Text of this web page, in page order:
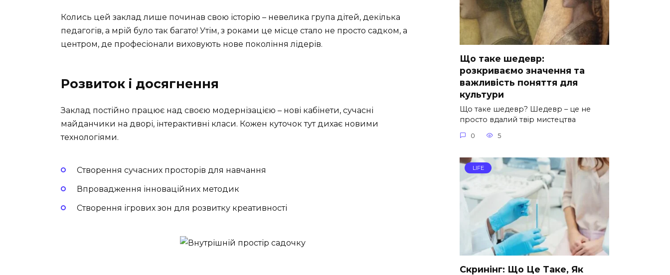
Колись цей заклад лише починав свою історію – невелика група дітей, декілька
педагогів, а мрій було так багато! Утім, з роками це місце стало не просто садком, а
центром, де професіонали виховують нове покоління лідерів.
Розвиток і досягнення
Заклад постійно працює над своєю модернізацією – нові кабінети, сучасні
майданчики на дворі, інтерактивні класи. Кожен куточок тут дихає новими
технологіями.
Створення сучасних просторів для навчання
Впровадження інноваційних методик
Створення ігрових зон для розвитку креативності
Що таке шедевр:
розкриваємо значення та
важливість поняття для
культури
Що таке шедевр? Шедевр – це не
просто вдалий твір мистецтва
0 5
LIFE
Скринінг: Що Це Таке, Як